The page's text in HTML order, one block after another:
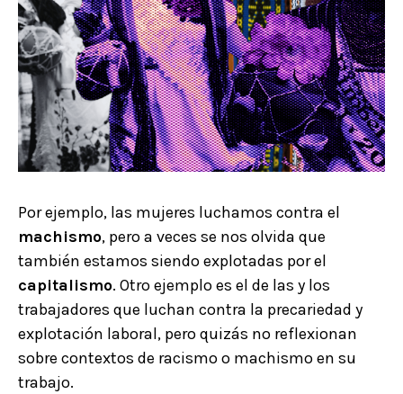
Por ejemplo, las mujeres luchamos contra el
machismo, pero a veces se nos olvida que
también estamos siendo explotadas por el
capitalismo. Otro ejemplo es el de las y los
trabajadores que luchan contra la precariedad y
explotación laboral, pero quizás no reflexionan
sobre contextos de racismo o machismo en su
trabajo.